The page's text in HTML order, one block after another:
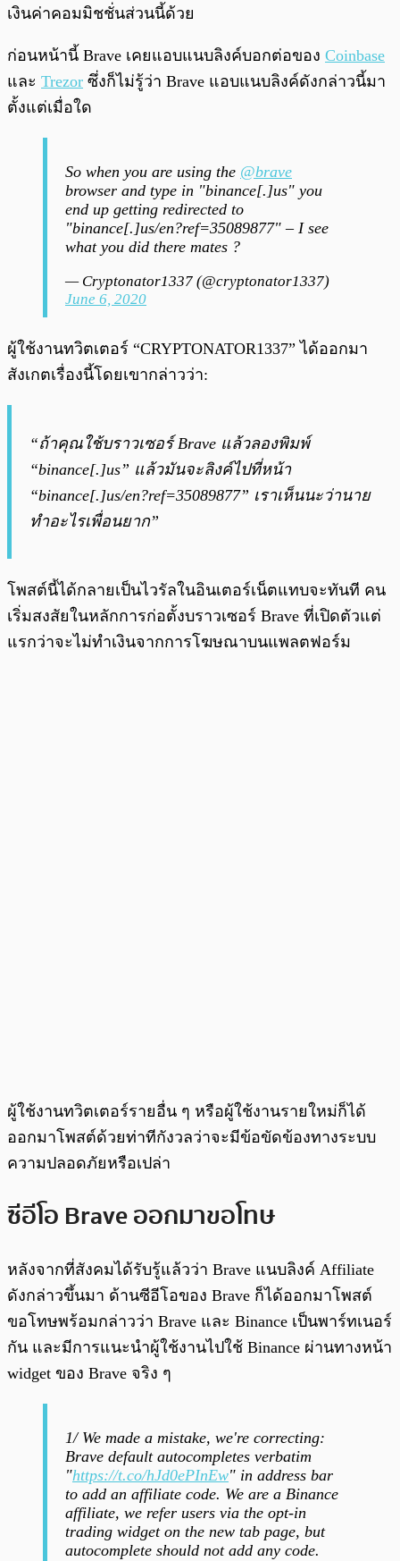
เงินค่าคอมมิชชั่นส่วนนี้ด้วย
ก่อนหน้านี้ Brave เคยแอบแนบลิงค์บอกต่อของ Coinbase
และ Trezor ซึ่งก็ไม่รู้ว่า Brave แอบแนบลิงค์ดังกล่าวนี้มา
ตั้งแต่เมื่อใด
So when you are using the @brave
browser and type in "binance[.]us" you
end up getting redirected to
"binance[.]us/en?ref=35089877" – I see
what you did there mates ?
— Cryptonator1337 (@cryptonator1337)
June 6, 2020
ผู้ใช้งานทวิตเตอร์ “CRYPTONATOR1337” ได้ออกมา
สังเกตเรื่องนี้โดยเขากล่าวว่า:
“ถ้าคุณใช้บราวเซอร์ Brave แล้วลองพิมพ์
“binance[.]us” แล้วมันจะลิงค์ไปที่หน้า
“binance[.]us/en?ref=35089877” เราเห็นนะว่านาย
ทำอะไรเพื่อนยาก”
โพสต์นี้ได้กลายเป็นไวรัลในอินเตอร์เน็ตแทบจะทันที คน
เริ่มสงสัยในหลักการก่อตั้งบราวเซอร์ Brave ที่เปิดตัวแต่
แรกว่าจะไม่ทำเงินจากการโฆษณาบนแพลตฟอร์ม
ผู้ใช้งานทวิตเตอร์รายอื่น ๆ หรือผู้ใช้งานรายใหม่ก็ได้
ออกมาโพสต์ด้วยท่าทีกังวลว่าจะมีข้อขัดข้องทางระบบ
ความปลอดภัยหรือเปล่า
ซีอีโอ Brave ออกมาขอโทษ
หลังจากที่สังคมได้รับรู้แล้วว่า Brave แนบลิงค์ Affiliate
ดังกล่าวขึ้นมา ด้านซีอีโอของ Brave ก็ได้ออกมาโพสต์
ขอโทษพร้อมกล่าวว่า Brave และ Binance เป็นพาร์ทเนอร์
กัน และมีการแนะนำผู้ใช้งานไปใช้ Binance ผ่านทางหน้า
widget ของ Brave จริง ๆ
1/ We made a mistake, we're correcting:
Brave default autocompletes verbatim
"https://t.co/hJd0ePInEw" in address bar
to add an affiliate code. We are a Binance
affiliate, we refer users via the opt-in
trading widget on the new tab page, but
autocomplete should not add any code.